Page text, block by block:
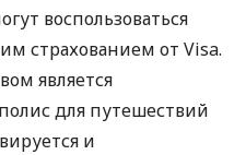
воспользоваться
страхованием от Visa.
является
для путешествий
и